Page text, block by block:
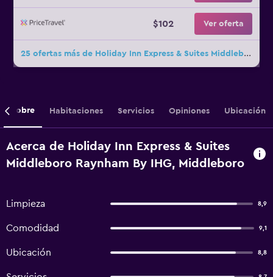
$102 Ver oferta
25 ofertas más de Holiday Inn Express & Suites Middleboro Raynham By IHG
Sobre Habitaciones Servicios Opiniones Ubicación
Acerca de Holiday Inn Express & Suites
Middleboro Raynham By IHG, Middleboro
Limpieza 8,9
Comodidad 9,1
Ubicación 8,8